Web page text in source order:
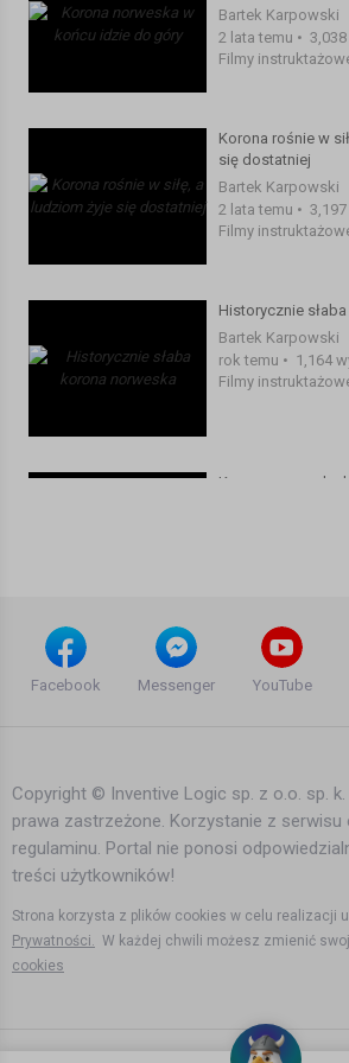
#norwegia #podsumowanie #zarobki
Filmy instruktażowe
Bartek Karpowski
2 lata temu •
Filmy
Korona rośnie w
się dostatniej
Bartek Karpowski
2 lata temu •
Filmy
Historycznie
Bartek Karpowski
rok temu • 1,164
Filmy
Korona norweska
Korona norweska
Bartek Karpowski
Prąd będzie
norweska droższa
Filmy
Bartek Karpowski
2 lata temu
•
Facebook Messenger YouTube
Copyright © Inventive Logic sp. z o.o. sp.
prawa zastrzeżone. Korzystanie z
regulaminu. Portal nie ponosi
treści użytkowników!
Strona korzysta z plików cookies w celu realizacji
Prywatności. W każdej chwili możesz zmienić
cookies